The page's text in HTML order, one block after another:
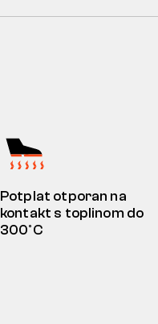
Potplat otporan na
kontakt s toplinom do
300°C